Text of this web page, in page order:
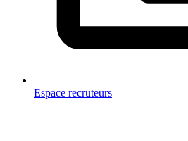
Espace recruteurs